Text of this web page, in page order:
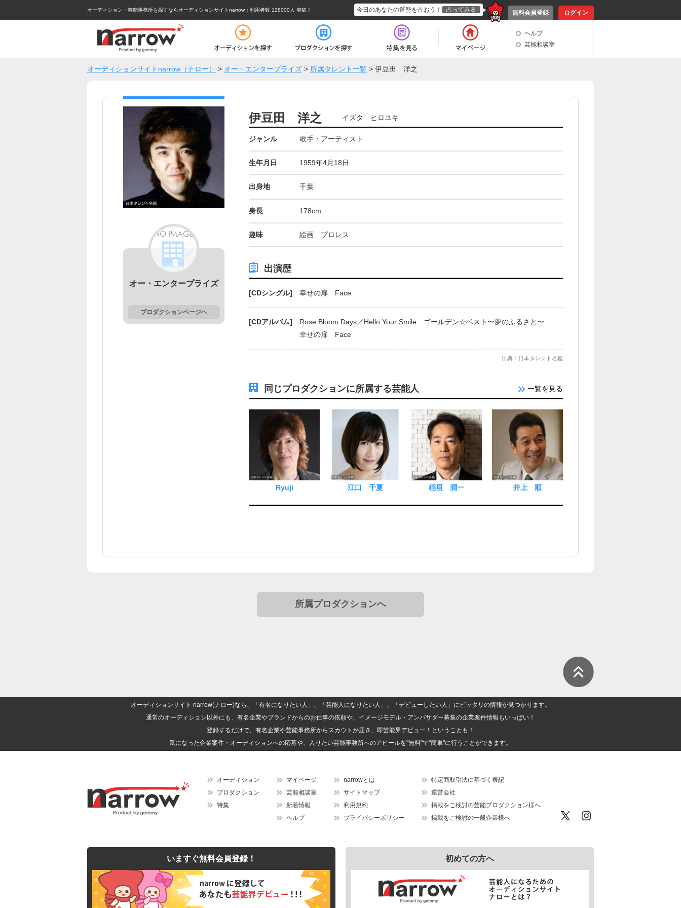
オーディション・芸能事務所を探すならオーディションサイトnarrow ：利用者数 128000人 突破！ 無料会員登録 ログイン
今日のあなたの運勢を占おう！ 占ってみる
ヘルプ
芸能相談室
オーディションサイトnarrow（ナロー） > オー・エンタープライズ > 所属タレント一覧 > 伊豆田 洋之
オー・エンタープライズ
プロダクションページヘ
伊豆田 洋之 イズタ ヒロユキ
ジャンル 歌手・アーティスト
生年月日 1959年4月18日
出身地 千葉
身長 178cm
趣味 絵画 プロレス
出演歴
[CDシングル] 幸せの扉 Face
[CDアルバム]
Rose Bloom Days／Hello Your Smile ゴールデン☆ベスト〜夢のふるさと〜
幸せの扉 Face
出典：日本タレント名鑑
同じプロダクションに所属する芸能人 一覧を見る
Ryuji 江口 千夏 稲垣 潤一 井上 順
所属プロダクションへ
オーディションサイト narrow(ナロー)なら、「有名になりたい人」、「芸能人になりたい人」、「デビューしたい人」にピッタリの情報が見つかります。
通常のオーディション以外にも、有名企業やブランドからのお仕事の依頼や、イメージモデル・アンバサダー募集の企業案件情報もいっぱい！
登録するだけで、有名企業や芸能事務所からスカウトが届き、即芸能界デビュー！ということも！
気になった企業案件・オーディションへの応募や、入りたい芸能事務所へのアピールを"無料"で"簡単"に行うことができます。
オーディション
プロダクション
特集
マイページ
芸能相談室
新着情報
ヘルプ
narrowとは
サイトマップ
利用規約
プライバシーポリシー
特定商取引法に基づく表記
運営会社
掲載をご検討の芸能プロダクション様へ
掲載をご検討の一般企業様へ
いますぐ無料会員登録！ 初めての方へ